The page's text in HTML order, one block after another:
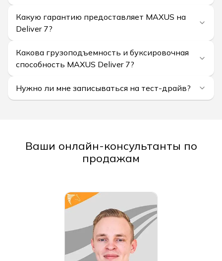
Какую гарантию предоставляет MAXUS на
Deliver 7?
Какова грузоподъемность и буксировочная
способность MAXUS Deliver 7?
Нужно ли мне записываться на тест-драйв?
Ваши онлайн-консультанты по
продажам